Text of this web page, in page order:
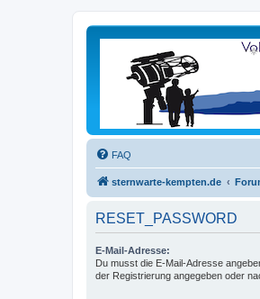
FAQ
sternwarte-kempten.de
RESET_PASSWORD
E-Mail-Adresse:
Du musst die E-Mail-Adresse
der Registrierung angegeben oder